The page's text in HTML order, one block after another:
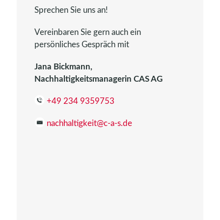
Sprechen Sie uns an!
Vereinbaren Sie gern auch ein
persönliches Gespräch mit
Jana Bickmann,
Nachhaltigkeitsmanagerin CAS AG
+49 234 9359753
nachhaltigkeit@c-a-s.de